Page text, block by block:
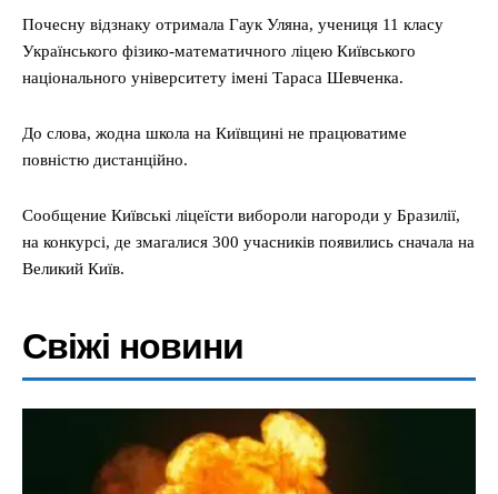
Почесну відзнаку отримала Гаук Уляна, учениця 11 класу
Українського фізико-математичного ліцею Київського
національного університету імені Тараса Шевченка.
До слова, жодна школа на Київщині не працюватиме
повністю дистанційно.
Сообщение Київські ліцеїсти вибороли нагороди у Бразилії,
на конкурсі, де змагалися 300 учасників появились сначала на
Великий Київ.
Свіжі новини